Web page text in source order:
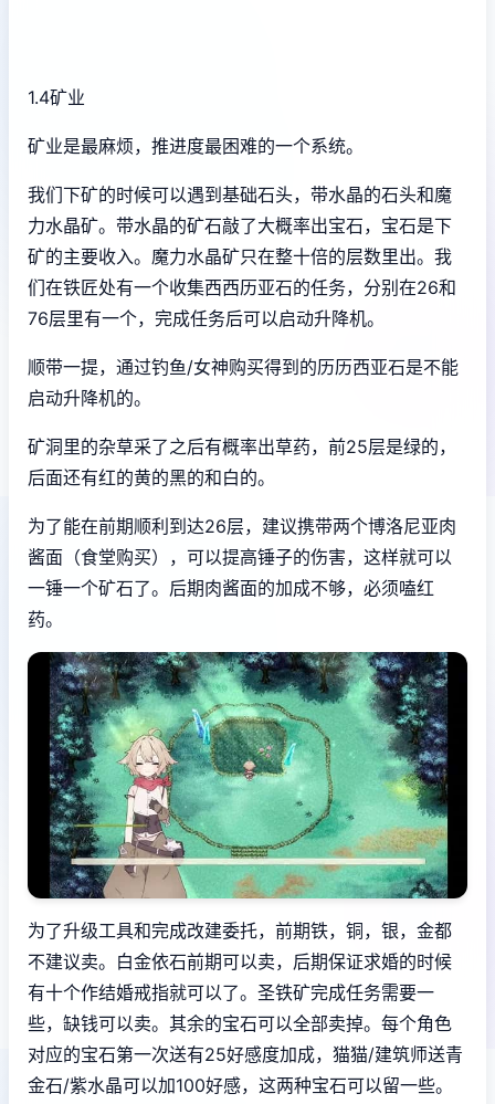
1.4矿业
矿业是最麻烦，推进度最困难的一个系统。
我们下矿的时候可以遇到基础石头，带水晶的石头和魔
力水晶矿。带水晶的矿石敲了大概率出宝石，宝石是下
矿的主要收入。魔力水晶矿只在整十倍的层数里出。我
们在铁匠处有一个收集西西历亚石的任务，分别在26和
76层里有一个，完成任务后可以启动升降机。
顺带一提，通过钓鱼/女神购买得到的历历西亚石是不能
启动升降机的。
矿洞里的杂草采了之后有概率出草药，前25层是绿的，
后面还有红的黄的黑的和白的。
为了能在前期顺利到达26层，建议携带两个博洛尼亚肉
酱面（食堂购买），可以提高锤子的伤害，这样就可以
一锤一个矿石了。后期肉酱面的加成不够，必须嗑红
药。
为了升级工具和完成改建委托，前期铁，铜，银，金都
不建议卖。白金依石前期可以卖，后期保证求婚的时候
有十个作结婚戒指就可以了。圣铁矿完成任务需要一
些，缺钱可以卖。其余的宝石可以全部卖掉。每个角色
对应的宝石第一次送有25好感度加成，猫猫/建筑师送青
金石/紫水晶可以加100好感，这两种宝石可以留一些。